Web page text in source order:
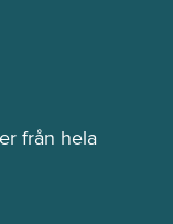
från hela